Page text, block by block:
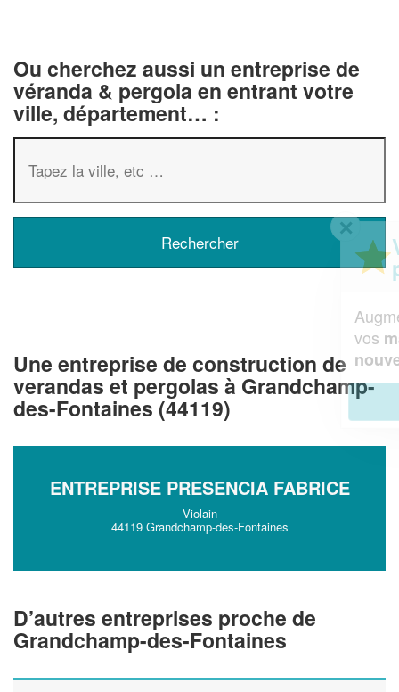
Ou cherchez aussi un entreprise de
véranda & pergola en entrant votre
ville, département… :
Une entreprise de construction de
verandas et pergolas à Grandchamp-
des-Fontaines (44119)
ENTREPRISE PRESENCIA FABRICE
Violain
44119 Grandchamp-des-Fontaines
D’autres entreprises proche de
Grandchamp-des-Fontaines
✕
Vous êtes un
professionnel ?
chiffre d'affaireset
nouveaux clients!
En savoir plus